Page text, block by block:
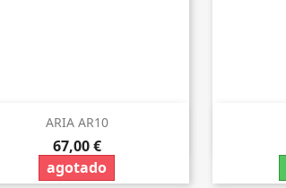
ARIA AR10
67,00 €
agotado
Vista rápida